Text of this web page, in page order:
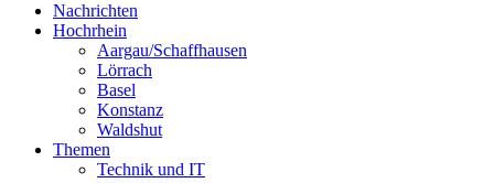
Nachrichten
Hochrhein
Aargau/Schaffhausen
Lörrach
Basel
Konstanz
Waldshut
Themen
Technik und IT